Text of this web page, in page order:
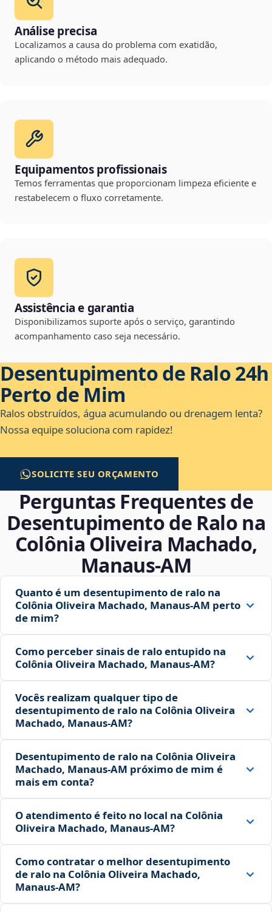
Análise precisa
Localizamos a causa do problema com exatidão,
aplicando o método mais adequado.
Equipamentos profissionais
Temos ferramentas que proporcionam limpeza eficiente e
restabelecem o fluxo corretamente.
Assistência e garantia
Disponibilizamos suporte após o serviço, garantindo
acompanhamento caso seja necessário.
Desentupimento de Ralo 24h
Perto de Mim
Ralos obstruídos, água acumulando ou drenagem lenta?
Nossa equipe soluciona com rapidez!
SOLICITE SEU ORÇAMENTO
Perguntas Frequentes de
Desentupimento de Ralo na
Colônia Oliveira Machado,
Manaus‑AM
Quanto é um desentupimento de ralo na
Colônia Oliveira Machado, Manaus‑AM perto
de mim?
Como perceber sinais de ralo entupido na
Colônia Oliveira Machado, Manaus‑AM?
Vocês realizam qualquer tipo de
desentupimento de ralo na Colônia Oliveira
Machado, Manaus‑AM?
Desentupimento de ralo na Colônia Oliveira
Machado, Manaus‑AM próximo de mim é
mais em conta?
O atendimento é feito no local na Colônia
Oliveira Machado, Manaus‑AM?
Como contratar o melhor desentupimento
de ralo na Colônia Oliveira Machado,
Manaus‑AM?